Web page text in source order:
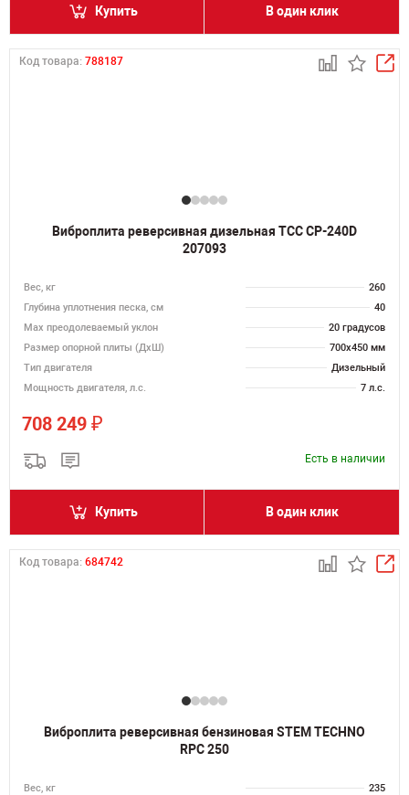
Купить В один клик
Код товара: 788187
Виброплита реверсивная дизельная ТСС CP-240D
207093
Вес, кг
260
Глубина уплотнения песка, см
40
Max преодолеваемый уклон
20 градусов
Размер опорной плиты (ДхШ)
700х450 мм
Тип двигателя
Дизельный
Мощность двигателя, л.с.
7 л.с.
708 249 ₽
Есть в наличии
Купить В один клик
Код товара: 684742
Виброплита реверсивная бензиновая STEM TECHNO
RPC 250
Вес, кг
235